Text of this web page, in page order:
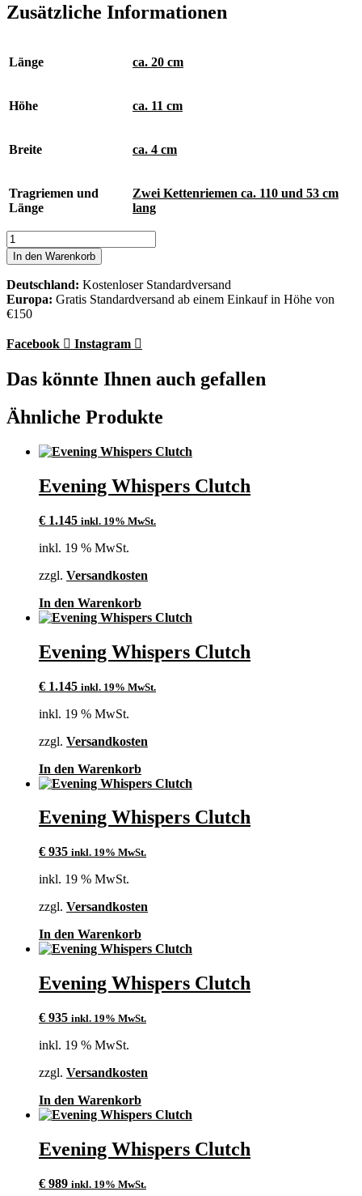
Zusätzliche Informationen
Länge ca. 20 cm
Höhe ca. 11 cm
Breite ca. 4 cm
Tragriemen und
Länge
Zwei Kettenriemen ca. 110 und 53 cm
lang
Evening
Whispers
Clutch
Menge
In den Warenkorb
Deutschland: Kostenloser Standardversand
Europa: Gratis Standardversand ab einem Einkauf in Höhe von
€150
Facebook Instagram
Das könnte Ihnen auch gefallen
Ähnliche Produkte
Evening Whispers Clutch
€ 1.145 inkl. 19% MwSt.
inkl. 19 % MwSt.
zzgl. Versandkosten
In den Warenkorb
Evening Whispers Clutch
€ 1.145 inkl. 19% MwSt.
inkl. 19 % MwSt.
zzgl. Versandkosten
In den Warenkorb
Evening Whispers Clutch
€ 935 inkl. 19% MwSt.
inkl. 19 % MwSt.
zzgl. Versandkosten
In den Warenkorb
Evening Whispers Clutch
€ 935 inkl. 19% MwSt.
inkl. 19 % MwSt.
zzgl. Versandkosten
In den Warenkorb
Evening Whispers Clutch
€ 989 inkl. 19% MwSt.